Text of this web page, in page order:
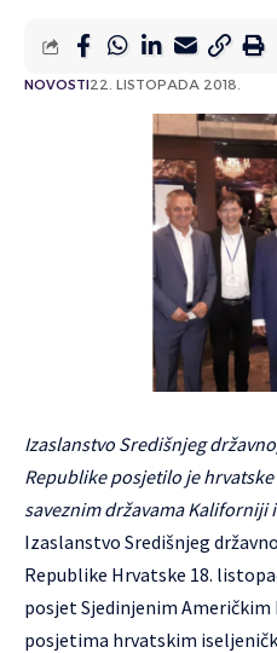
NOVOSTI22. LISTOPADA 2018.
Izaslanstvo Središnjeg
Republike posjetilo je
saveznim državama Kaliforniji
Izaslanstvo Središnjeg
Republike Hrvatske 18.
posjet Sjedinjenim Američkim
posjetima hrvatskim